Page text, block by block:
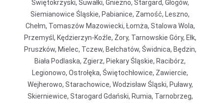
Świętokrzyski, Suwałki, Gniezno, Stargard, Głogów,
Siemianowice Śląskie, Pabianice, Zamość, Leszno,
Chełm, Tomaszów Mazowiecki, Łomża, Stalowa Wola,
Przemyśl, Kędzierzyn-Koźle, Żory, Tarnowskie Góry, Ełk,
Pruszków, Mielec, Tczew, Bełchatów, Świdnica, Będzin,
Biała Podlaska, Zgierz, Piekary Śląskie, Racibórz,
Legionowo, Ostrołęka, Świętochłowice, Zawiercie,
Wejherowo, Starachowice, Wodzisław Śląski, Puławy,
Skierniewice, Starogard Gdański, Rumia, Tarnobrzeg,